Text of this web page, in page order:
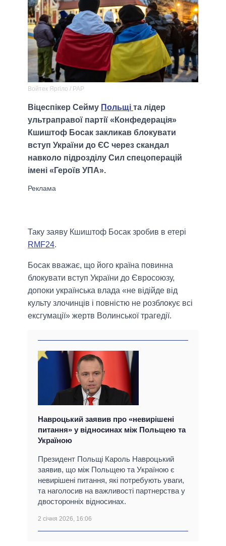
Войтек Яргіло / PAP
Віцеспікер Сейму Польщі та лідер
ультраправої партії «Конфедерація»
Кшиштоф Босак закликав блокувати
вступ України до ЄС через скандал
навколо підрозділу Сил спецоперацій
імені «Героїв УПА».
Таку заяву Кшиштоф Босак зробив в етері
RMF24.
Босак вважає, що його країна повинна
блокувати вступ України до Євросоюзу,
допоки українська влада «не відійде від
культу злочинців і повністю не розблокує всі
ексгумації» жертв Волинської трагедії.
Навроцький заявив про «невирішені
питання» у відносинах між Польщею та
Україною
Президент Польщі Кароль Навроцький
заявив, що між Польщею та Україною є
невирішені питання, які потребують уваги,
та наголосив на важливості партнерства у
двосторонніх відносинах.
2 січня 2026, 16:06